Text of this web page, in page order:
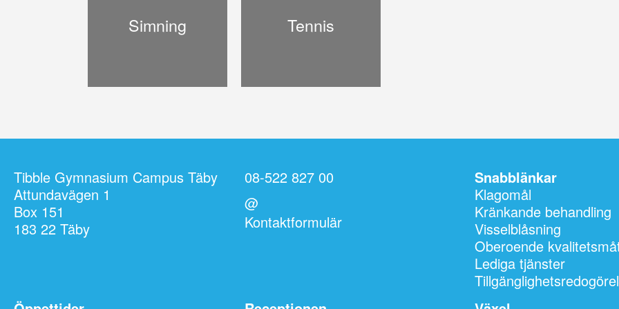
Simning Tennis
Tibble Gymnasium Campus Täby
Attundavägen 1
Box 151
183 22 Täby
08-522 827 00
@
Kontaktformulär
Snabblänkar
Klagomål
Kränkande behandling
Visselblåsning
Oberoende
Lediga tjänster